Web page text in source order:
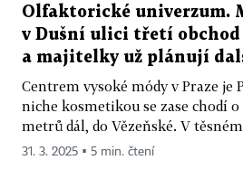
Olfaktorické univerzum.
v Dušní ulici třetí obchod
a majitelky už plánují
Centrem vysoké módy v Praze je
niche kosmetikou se zase chodí
metrů dál, do Vězeňské. V
31. 3. 2025 ▪ 5 min. čtení